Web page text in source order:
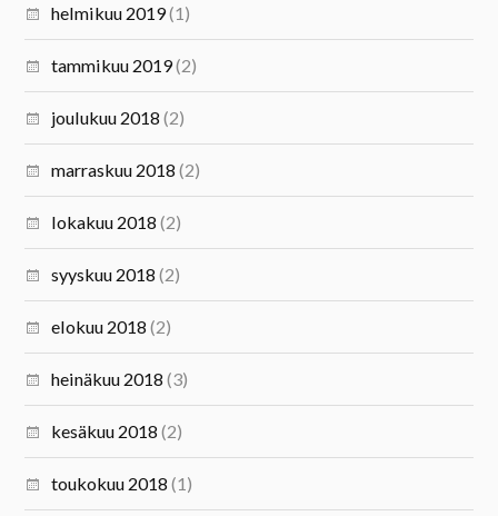
helmikuu 2019(1)
tammikuu 2019(2)
joulukuu 2018 (2)
marraskuu 2018 (2)
lokakuu 2018 (2)
syyskuu 2018 (2)
elokuu 2018 (2)
heinäkuu 2018 (3)
kesäkuu 2018 (2)
toukokuu 2018 (1)